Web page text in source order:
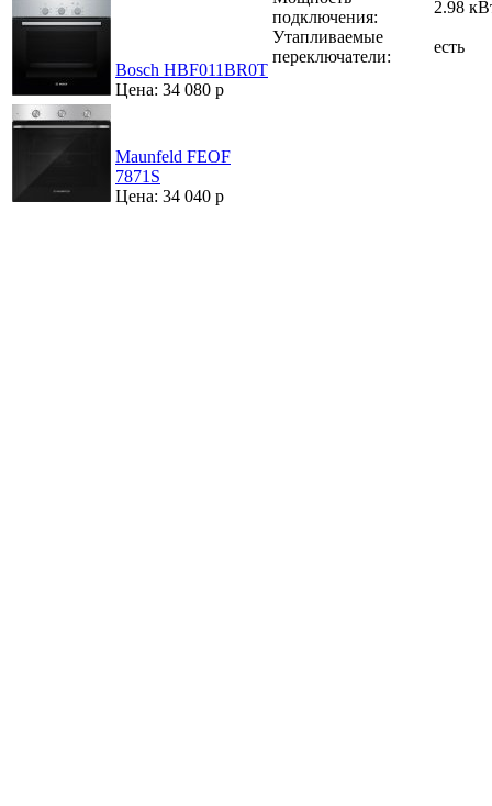
Bosch HBF011BR0T
Цена: 34 080 р
Maunfeld FEOF
7871S
Цена: 34 040 р
подключения:
2.98
Утапливаемые
переключатели:
есть